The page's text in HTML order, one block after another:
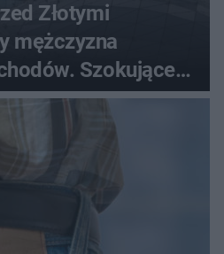
Złotymi
mężczyzna
Szokujące
sieci